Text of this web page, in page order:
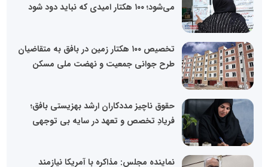
می‌شود؛ ۱۰۰ هکتار امیدی که نباید دود شود
تخصیص ۱۰۰ هکتار زمین در بافق به متقاضیان
طرح جوانی جمعیت و نهضت ملی مسکن
حقوق ناچیز مددکاران ارشد بهزیستی بافق؛
فریادِ تخصص و تعهد در سایه بی توجهی
نماینده مجلس: مذاکره با آمریکا نیازمند